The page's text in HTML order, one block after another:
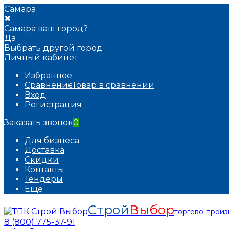
Самара
✖
Самара ваш город?
Да
Выбрать другой город
Личный кабинет
Избранное
СравнениеТовар в сравнении
Вход
Регистрация
Заказать звонок0
Для бизнеса
Доставка
Скидки
Контакты
Тендеры
Еще
Строй Выборторгово-
8 (800) 775-37-91